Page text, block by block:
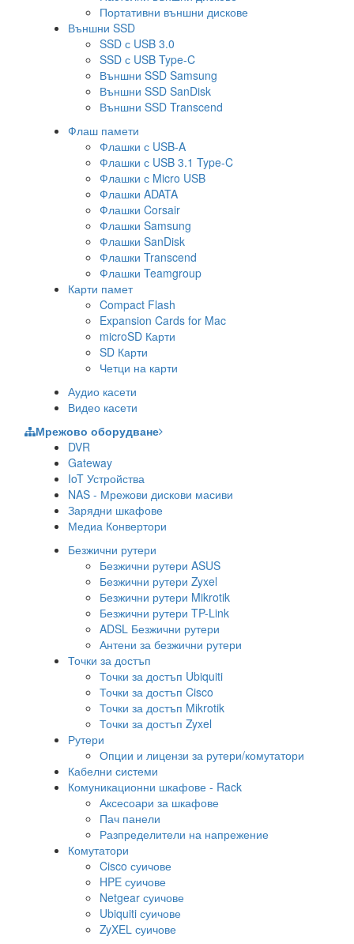
Портативни външни дискове
Външни SSD
SSD с USB 3.0
SSD с USB Type-C
Външни SSD Samsung
Външни SSD SanDisk
Външни SSD Transcend
Флаш памети
Флашки с USB-A
Флашки с USB 3.1 Type-C
Флашки с Micro USB
Флашки ADATA
Флашки Corsair
Флашки Samsung
Флашки SanDisk
Флашки Transcend
Флашки Teamgroup
Карти памет
Compact Flash
Expansion Cards for Mac
microSD Карти
SD Карти
Четци на карти
Аудио касети
Видео касети
Мрежово оборудване
DVR
Gateway
IoT Устройства
NAS - Мрежови дискови масиви
Зарядни шкафове
Медиа Конвертори
Безжични рутери
Безжични рутери ASUS
Безжични рутери Zyxel
Безжични рутери Mikrotik
Безжични рутери TP-Link
ADSL Безжични рутери
Антени за безжични рутери
Точки за достъп
Точки за достъп Ubiquiti
Точки за достъп Cisco
Точки за достъп Mikrotik
Точки за достъп Zyxel
Рутери
Опции и лицензи за рутери/комутатори
Кабелни системи
Комуникационни шкафове - Rack
Аксесоари за шкафове
Пач панели
Разпределители на напрежение
Комутатори
Cisco суичове
HPE суичове
Netgear суичове
Ubiquiti суичове
ZyXEL суичове